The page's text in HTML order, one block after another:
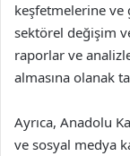
keşfetmelerine ve
sektörel değişim
raporlar ve
almasına olanak
Ayrıca, Anadolu
ve sosyal medya